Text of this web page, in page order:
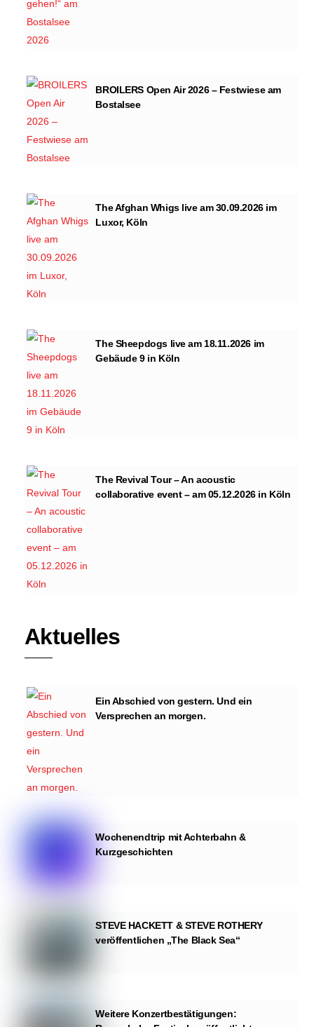
BROILERS Open Air 2026 – Festwiese am
Bostalsee
The Afghan Whigs live am 30.09.2026 im
Luxor, Köln
The Sheepdogs live am 18.11.2026 im
Gebäude 9 in Köln
The Revival Tour – An acoustic
collaborative event – am 05.12.2026 in Köln
Aktuelles
Ein Abschied von gestern. Und ein
Versprechen an morgen.
Wochenendtrip mit Achterbahn &
Kurzgeschichten
STEVE HACKETT & STEVE ROTHERY
veröffentlichen „The Black Sea“
Weitere Konzertbestätigungen: